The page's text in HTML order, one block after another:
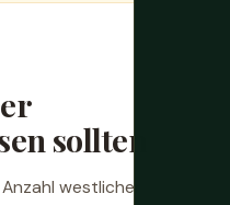
sollten
westlicher